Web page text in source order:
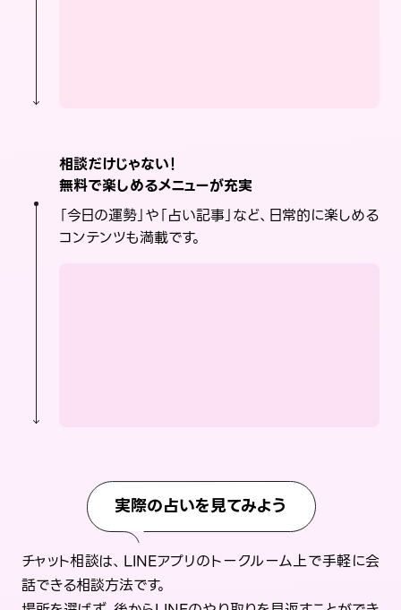
相談だけじゃない！
無料で楽しめるメニューが充実
「今日の運勢」や「占い記事」など、日常的に楽しめる
コンテンツも満載です。
実際の占いを見てみよう
チャット相談は、LINEアプリのトークルーム上で手軽に会
話できる相談方法です。